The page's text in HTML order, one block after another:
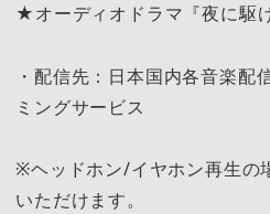
★オーディオドラマ『夜に駆
・配信先：日本国内各音楽配
ミングサービス
※ヘッドホン/イヤホン再生の
いただけます。